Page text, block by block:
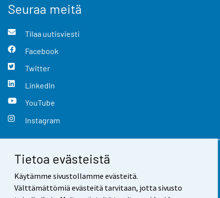
Tietoa evästeistä
Käytämme sivustollamme evästeitä.
Välttämättömiä evästeitä tarvitaan, jotta sivusto
Seuraa meitä
Tilaa uutisviesti
Facebook
Twitter
LinkedIn
YouTube
Instagram
Yhteystiedot
Palaute